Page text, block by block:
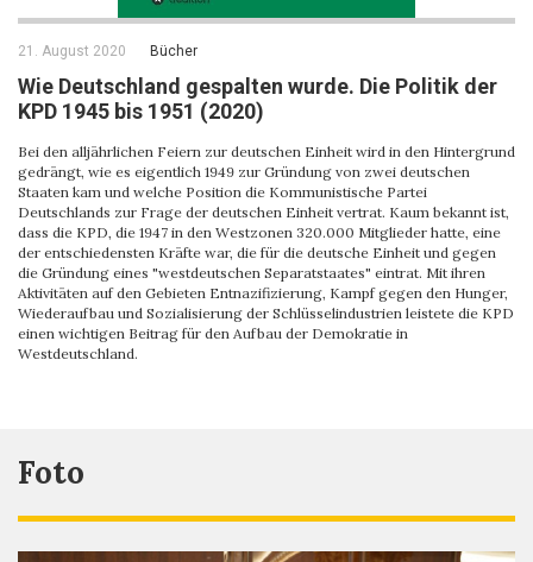
21. August 2020 Bücher
Wie Deutschland gespalten wurde. Die Politik der
KPD 1945 bis 1951 (2020)
Bei den alljährlichen Feiern zur deutschen Einheit wird in den Hintergrund
gedrängt, wie es eigentlich 1949 zur Gründung von zwei deutschen
Staaten kam und welche Position die Kommunistische Partei
Deutschlands zur Frage der deutschen Einheit vertrat. Kaum bekannt ist,
dass die KPD, die 1947 in den Westzonen 320.000 Mitglieder hatte, eine
der entschiedensten Kräfte war, die für die deutsche Einheit und gegen
die Gründung eines "westdeutschen Separatstaates" eintrat. Mit ihren
Aktivitäten auf den Gebieten Entnazifizierung, Kampf gegen den Hunger,
Wiederaufbau und Sozialisierung der Schlüsselindustrien leistete die KPD
einen wichtigen Beitrag für den Aufbau der Demokratie in
Westdeutschland.
Foto